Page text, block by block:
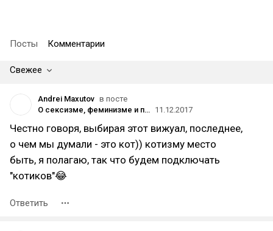
Посты Комментарии
Свежее
Andrei Maxutov в посте
О сексизме, феминизме и прочих измах 11.12.2017
Честно говоря, выбирая этот вижуал, последнее,
о чем мы думали - это кот)) котизму место
быть, я полагаю, так что будем подключать
"котиков"😂
Ответить